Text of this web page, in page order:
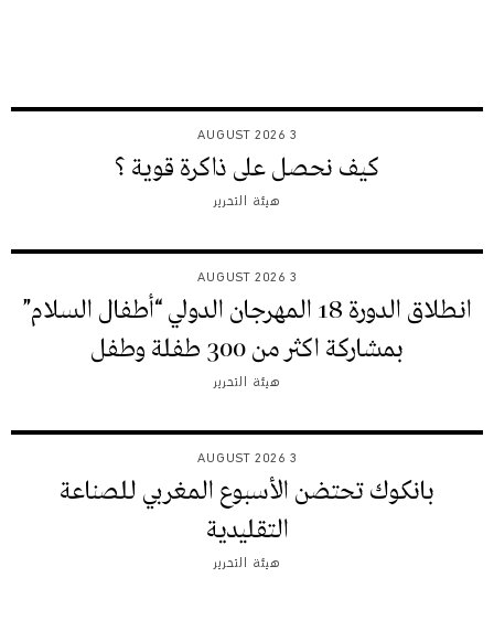
3 AUGUST 2026
كيف نحصل على ذاكرة قوية ؟
هيئة التحرير
3 AUGUST 2026
انطلاق الدورة 18 المهرجان الدولي “أطفال السلام”
بمشاركة اكثر من 300 طفلة وطفل
هيئة التحرير
3 AUGUST 2026
بانكوك تحتضن الأسبوع المغربي للصناعة
التقليدية
هيئة التحرير